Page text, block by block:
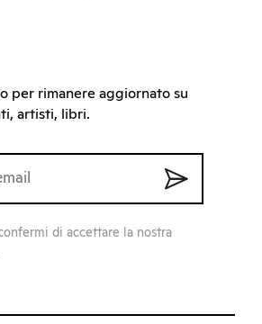
per rimanere aggiornato su
artisti, libri.
di accettare la nostra